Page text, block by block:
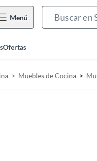
Menú
Ofertas
Muebles de Cocina